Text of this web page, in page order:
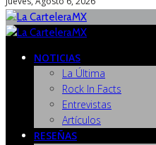
NOTICIAS
La Última
Rock In Facts
Entrevistas
Artículos
RESEÑAS